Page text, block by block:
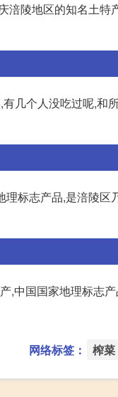
涪陵地区的知名土
几个人没吃过呢,
标志产品,是涪陵
,中国国家地理标志
网络标签： 榨菜